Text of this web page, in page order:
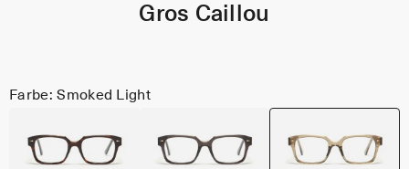
Gros Caillou
Farbe: Smoked Light